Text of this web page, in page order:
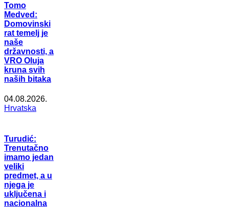
Tomo
Medved:
Domovinski
rat temelj je
naše
državnosti, a
VRO Oluja
kruna svih
naših bitaka
04.08.2026.
Hrvatska
Turudić:
Trenutačno
imamo jedan
veliki
predmet, a u
njega je
uključena i
nacionalna